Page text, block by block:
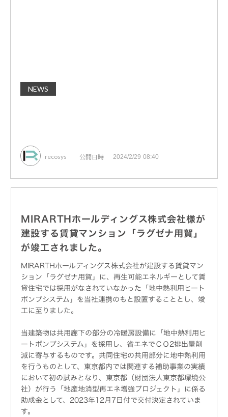
NEWS
recosys 公開日時 2024/2/29 08:40
MIRARTHホールディングス株式会社様が
建設する賃貸マンション「ラグゼナ用賀」
が竣工されました。
MIRARTHホールディングス株式会社が建設する賃貸マン
ション「ラグゼナ用賀」に、再生可能エネルギーとして賃
貸住宅では採用がなされていなかった「地中熱利用ヒート
ポンプシステム」を当社連携のもと設置することとし、竣
工に至りました。
当建築物は共用廊下の部分の冷暖房設備に「地中熱利用ヒ
ートポンプシステム」を採用し、省エネでＣＯ2排出量削
減に寄与するものです。共同住宅の共用部分に地中熱利用
を行うものとして、東京都内では関連する補助事業の実績
において初の試みとなり、東京都（財団法人東京都環境公
社）が行う「地産地消型再エネ増強プロジェクト」に係る
助成金として、2023年12月7日付で交付決定されていま
す。